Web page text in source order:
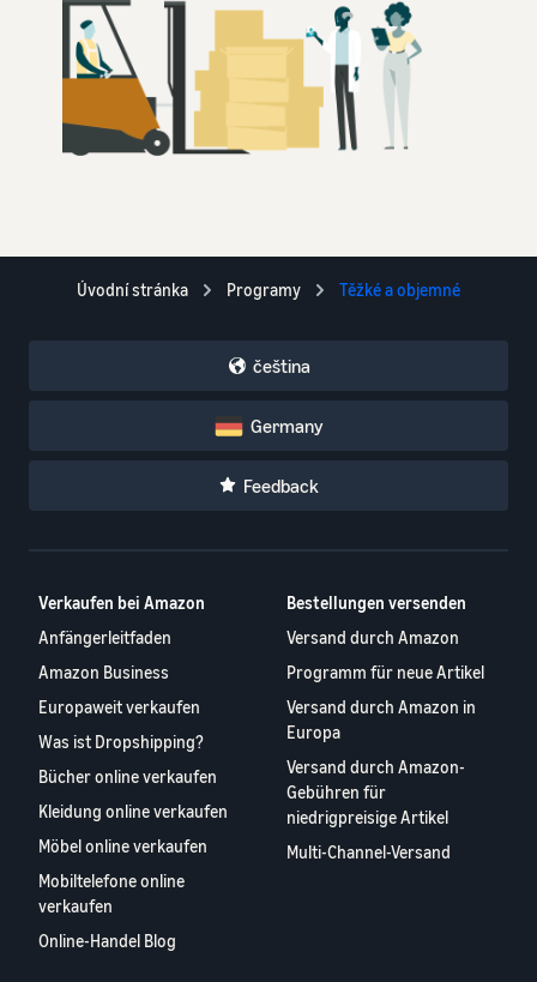
Úvodní stránka Programy Těžké a objemné
čeština
Germany
Feedback
Verkaufen bei Amazon
Anfängerleitfaden
Amazon Business
Europaweit verkaufen
Was ist Dropshipping?
Bücher online verkaufen
Kleidung online verkaufen
Möbel online verkaufen
Mobiltelefone online
verkaufen
Online-Handel Blog
Bestellungen versenden
Versand durch Amazon
Programm für neue Artikel
Versand durch Amazon in
Europa
Versand durch Amazon-
Gebühren für
niedrigpreisige Artikel
Multi-Channel-Versand